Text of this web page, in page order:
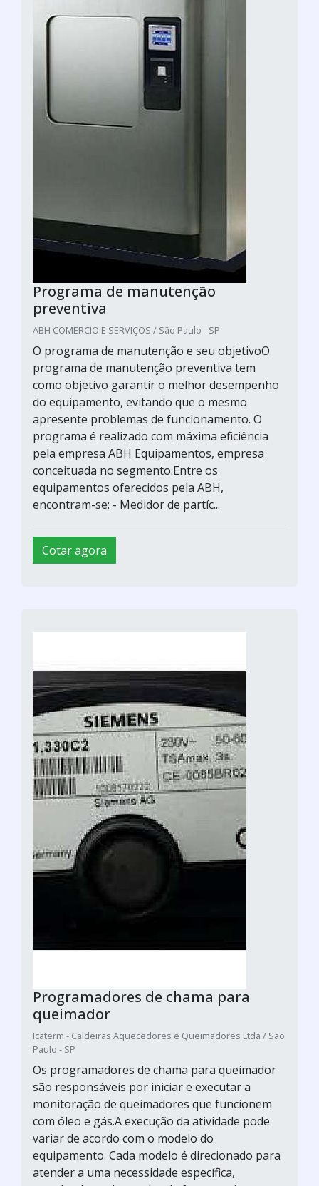
Programa de manutenção
preventiva
ABH COMERCIO E SERVIÇOS / São Paulo - SP
O programa de manutenção e seu objetivoO
programa de manutenção preventiva tem
como objetivo garantir o melhor desempenho
do equipamento, evitando que o mesmo
apresente problemas de funcionamento. O
programa é realizado com máxima eficiência
pela empresa ABH Equipamentos, empresa
conceituada no segmento.Entre os
equipamentos oferecidos pela ABH,
encontram-se: - Medidor de partíc...
Cotar agora
Programadores de chama para
queimador
Icaterm - Caldeiras Aquecedores e Queimadores Ltda / São
Paulo - SP
Os programadores de chama para queimador
são responsáveis por iniciar e executar a
monitoração de queimadores que funcionem
com óleo e gás.A execução da atividade pode
variar de acordo com o modelo do
equipamento. Cada modelo é direcionado para
atender a uma necessidade específica,